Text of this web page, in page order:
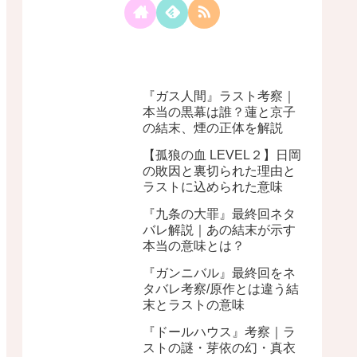
『ガス人間』ラスト考察｜
本当の黒幕は誰？蓮と京子
の結末、煙の正体を解説
【孤狼の血 LEVEL２】日岡
の敗因と裏切られた理由と
ラストに込められた意味
『九条の大罪』最終回ネタ
バレ解説｜あの結末が示す
本当の意味とは？
『ガンニバル』最終回をネ
タバレ考察/原作とは違う結
末とラストの意味
『ドールハウス』考察｜ラ
ストの謎・芽依の幻・真衣